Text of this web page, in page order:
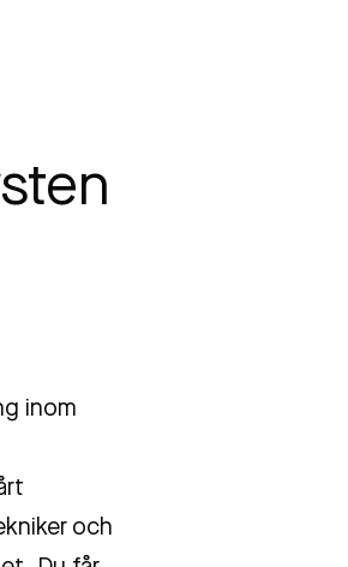
inom
och